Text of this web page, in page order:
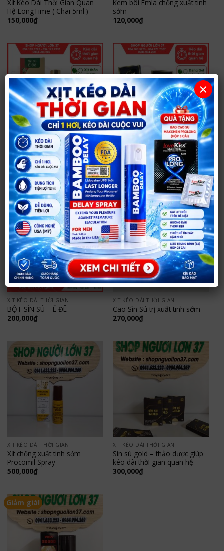
Xịt Kéo Dài Thời Gian Quan
Hệ LongTime ( Chai 5ml )
150,000₫
Kem bôi Emla chống xuất tinh
sớm
120,000₫
XỊT KÉO DÀI THỜI GIAN
Xịt Sìn Sú Ê Đê kéo dài thời
gian quan hệ
220,000₫
XỊT KÉO DÀI THỜI GIAN
Gel Sìn Sú Ê Đê Chính Hãng –
Kéo Dài Thời Gian Quan Hệ
180,000₫
XỊT KÉO DÀI THỜI GIAN
BỘT SÌN SÚ – Ê ĐÊ
200,000₫
XỊT KÉO DÀI THỜI GIAN
Cao Sìn Sú trị xuất tinh sớm
270,000₫
XỊT KÉO DÀI THỜI GIAN
Xịt chống xuất tinh sớm
Procomil Spray
500,000₫
XỊT KÉO DÀI THỜI GIAN
Sìn sú gold – thảo dược giúp
kéo dài thời gian quan hệ
300,000₫
Giảm giá!
×